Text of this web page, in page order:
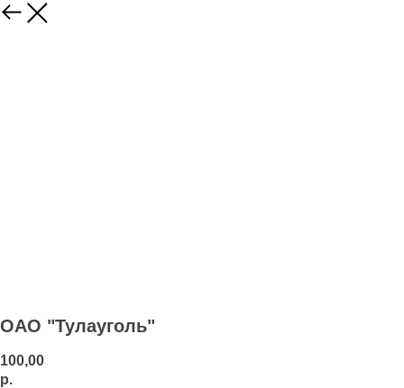
ОАО "Тулауголь"
100,00
р.